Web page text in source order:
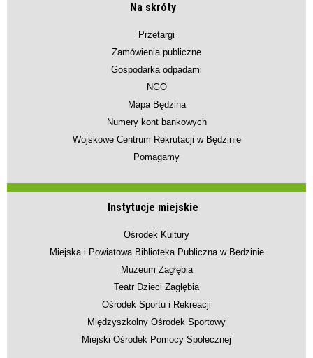
Na skróty
Przetargi
Zamówienia publiczne
Gospodarka odpadami
NGO
Mapa Będzina
Numery kont bankowych
Wojskowe Centrum Rekrutacji w Będzinie
Pomagamy
Instytucje miejskie
Ośrodek Kultury
Miejska i Powiatowa Biblioteka Publiczna w Będzinie
Muzeum Zagłębia
Teatr Dzieci Zagłębia
Ośrodek Sportu i Rekreacji
Międzyszkolny Ośrodek Sportowy
Miejski Ośrodek Pomocy Społecznej